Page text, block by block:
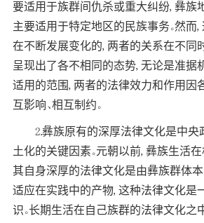
要适用于族群间仇杀或重大纠纷, 彝族
主要适用于特定地区的民族事务。然而
在不断发展变化的, 两者的关系在不同
呈现出了各不相同的态势, 无论是准据
适用的范围, 两者的法律效力和作用因
互影响、相互制约。
2.彝族原有的深厚法律文化是中
土化的关键因素。元朝以前, 彝族生活
其自身深厚的法律文化是由彝族群体
适应在实践中的产物, 这种法律文化是
识。长期生活在自己族群的法律文化之